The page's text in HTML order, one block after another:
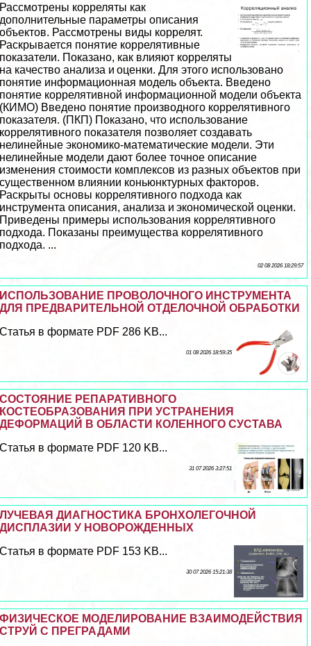
Рассмотрены корреляты как
дополнительные параметры описания
объектов. Рассмотрены виды коррелят.
Раскрывается понятие коррелятивные
показатели. Показано, как влияют корреляты
на качество анализа и оценки. Для этого использовано
понятие информационная модель объекта. Введено
понятие коррелятивной информационной модели объекта
(КИМО) Введено понятие производного коррелятивного
показателя. (ПКП) Показано, что использование
коррелятивного показателя позволяет создавать
нелинейные экономико-математические модели. Эти
нелинейные модели дают более точное описание
изменения стоимости комплексов из разных объектов при
существенном влиянии коньюнктурных факторов.
Раскрыты основы коррелятивного подхода как
инструмента описания, анализа и экономической оценки.
Приведены примеры использования коррелятивного
подхода. Показаны преимущества коррелятивного
подхода. ...
02 08 2026 18:29:57
ИСПОЛЬЗОВАНИЕ ПРОВОЛОЧНОГО ИНСТРУМЕНТА
ДЛЯ ПРЕДВАРИТЕЛЬНОЙ ОТДЕЛОЧНОЙ ОБРАБОТКИ
Статья в формате PDF 286 KB...
01 08 2026 18:59:35
СОСТОЯНИЕ РЕПАРАТИВНОГО
КОСТЕОБРАЗОВАНИЯ ПРИ УСТРАНЕНИЯ
ДЕФОРМАЦИЙ В ОБЛАСТИ КОЛЕННОГО СУСТАВА
Статья в формате PDF 120 KB...
31 07 2026 3:27:51
ЛУЧЕВАЯ ДИАГНОСТИКА БРОНХОЛЕГОЧНОЙ
ДИСПЛАЗИИ У НОВОРОЖДЕННЫХ
Статья в формате PDF 153 KB...
30 07 2026 15:21:38
ФИЗИЧЕСКОЕ МОДЕЛИРОВАНИЕ ВЗАИМОДЕЙСТВИЯ
СТРУЙ С ПРЕГРАДАМИ